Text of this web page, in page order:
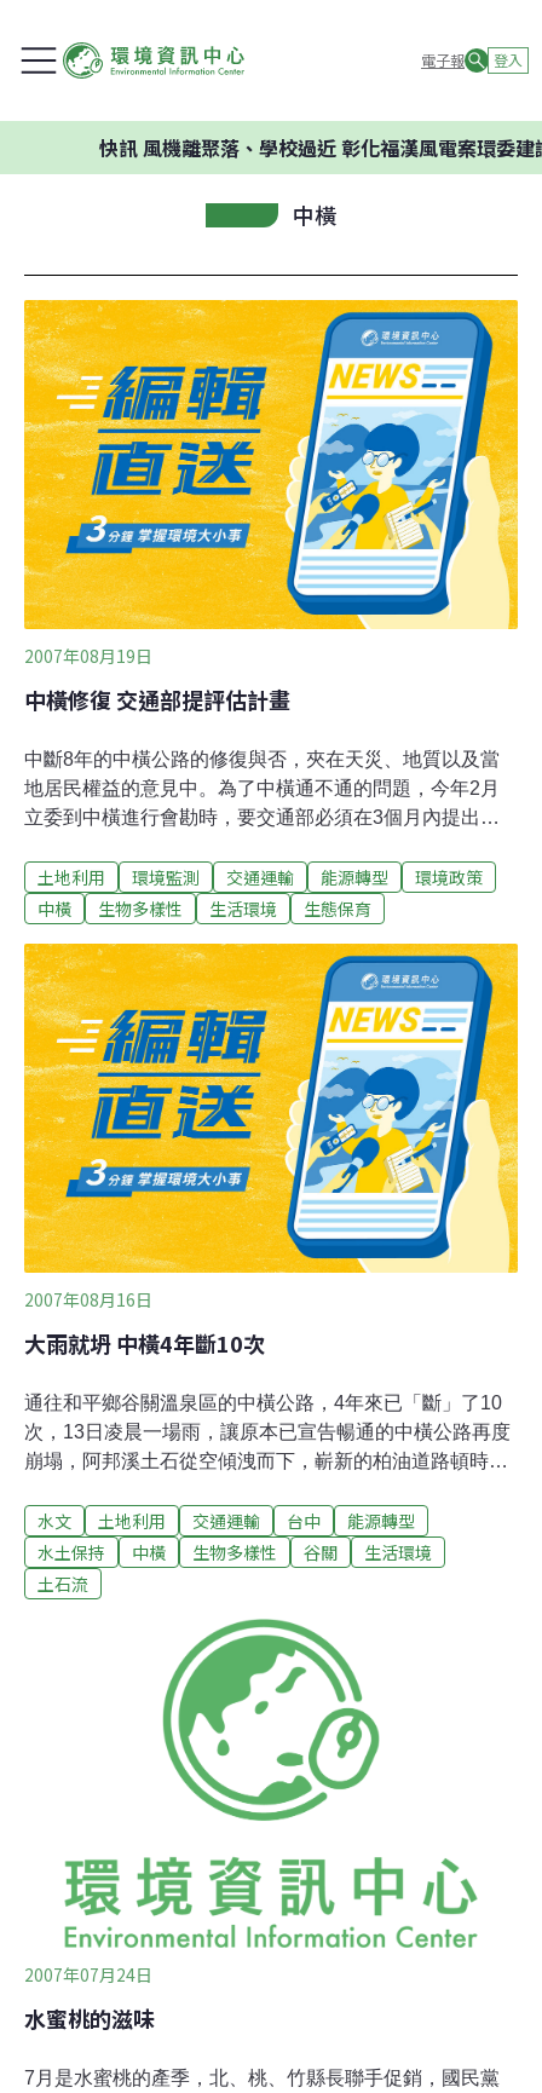
電子報 登入
風機離聚落、學校過近 彰化福漢風電案環委建議不應
中橫
2007年08月19日
中橫修復 交通部提評估計畫
中斷8年的中橫公路的修復與否，夾在天災、地質以及當
地居民權益的意見中。為了中橫通不通的問題，今年2月
立委到中橫進行會勘時，要交通部必須在3個月內提出評
處的路基缺口、22 個土石流區、51處容易坍方有落石、
29個危險路段，搶通這25公里便道需6.9億元，每年得編
護費要花掉將近3、4千萬元左右。綠色陣線執行長吳東傑
表示，「中橫的問題不在通不通，而是通了有沒有用，有
沒有價值。」靜宜大學生態學系副教授鐘丁茂說，「中橫
的半山腰野溪很多，這些野溪都是跟這條公路橫交，這種
橫交水路，崩塌下來的土石一定會沖毀便道，復建等於白
費功夫。」到今天為止，留在中橫邊坡的土石量有多少，
不管是工程界或學界，沒有人能夠算出一個準確的數字，
至於中橫還要休養生息幾年，外界也有不同的看法，但
是，中橫是否只能重演「搶修、災害、
土地利用 環境監測 交通運輸 能源轉型
環境政策
中橫
生物多樣性 生活環境 生態保育
2007年08月16日
大雨就坍 中橫4年斷10次
通往和平鄉谷關溫泉區的中橫公路，4年來已「斷」了10
次，13日凌晨一場雨，讓原本已宣告暢通的中橫公路再度
崩塌，阿邦溪土石從空傾洩而下，嶄新的柏油道路頓時覆
路基淘空，岌岌可危，道路完全中斷15小時。谷關社區發
展協會理事長劉家熾罵說，林務局整治阿邦溪，開挖卻未
做安全設施，大雨來也沒派挖土機戒備，一點都無危機意
識，結果攔砂壩施工便道成導水溝，洪水捲帶砂石全沖洩
下來，造成土石流。公路總局谷關工務段長張明欽指出，
災害發生在29到31公里的麗陽段，4年來已修10次，主要
是當地河床砂石淤積與道路同高，邊坡又有阿邦溪不穩定
區，大雨颱風來時不是坍方就是水淹路面，每次修復都盡
量使用當地材料，10次下來約花2千多萬元。
水文 土地利用 交通運輸 台中
能源轉型
水土保持
中橫 生物多樣性 谷關
生活環境
土石流
2007年07月24日
水蜜桃的滋味
7月是水蜜桃的產季，北、桃、竹縣長聯手促銷，國民黨